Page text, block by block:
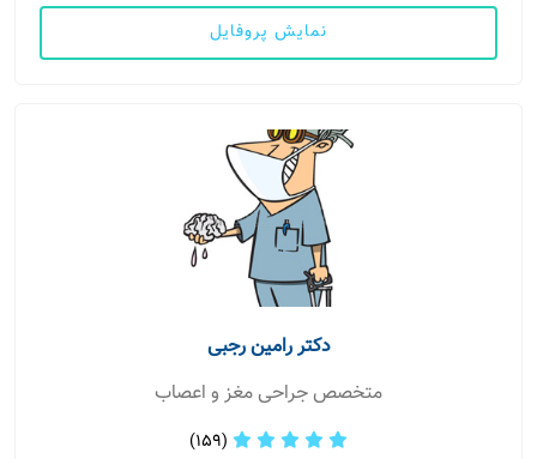
نمایش پروفایل
دکتر رامین رجبی
متخصص جراحی مغز و اعصاب
(159)